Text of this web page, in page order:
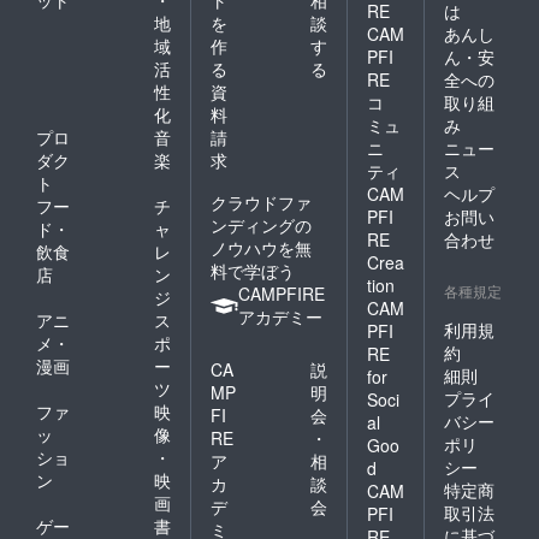
地
域
活
性
化
プロ
ダク
ト
音
楽
フー
ド・
飲食
店
チ
ャ
レ
ン
ジ
アニ
メ・
漫画
ス
ポ
ー
ツ
ファ
ッ
ショ
ン
映
像
・
映
画
ゲー
書
を
作
る
談
す
る
資
料
請
求
クラウドファ
ンディングの
ノウハウを無
料で学ぼう
CAMPFIRE
アカデミー
CA
MP
FI
RE
ア
カ
デ
ミ
説
明
会
・
相
談
会
RE
CAM
PFI
RE
コ
ミュ
ニ
ティ
CAM
PFI
RE
Crea
tion
CAM
PFI
RE
for
Soci
al
Goo
d
CAM
PFI
は
あんし
ん・安
全への
取り組
み
ニュー
ス
ヘルプ
お問い
合わせ
各種規定
利用規
約
細則
プライ
バシー
ポリ
シー
特定商
取引法